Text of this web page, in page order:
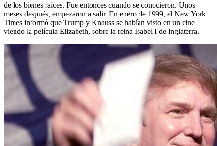
de los bienes raíces. Fue entonces cuando se conocieron. Unos
meses después, empezaron a salir. En enero de 1999, el New York
Times informó que Trump y Knauss se habían visto en un cine
viendo la película Elizabeth, sobre la reina Isabel I de Inglaterra.